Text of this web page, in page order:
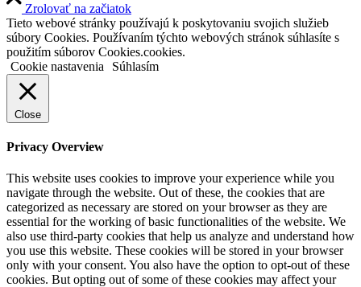
Zrolovať na začiatok
Tieto webové stránky používajú k poskytovaniu svojich služieb
súbory Cookies. Používaním týchto webových stránok súhlasíte s
použitím súborov Cookies.cookies.
Cookie nastavenia
Súhlasím
Close
Privacy Overview
This website uses cookies to improve your experience while you
navigate through the website. Out of these, the cookies that are
categorized as necessary are stored on your browser as they are
essential for the working of basic functionalities of the website. We
also use third-party cookies that help us analyze and understand how
you use this website. These cookies will be stored in your browser
only with your consent. You also have the option to opt-out of these
cookies. But opting out of some of these cookies may affect your